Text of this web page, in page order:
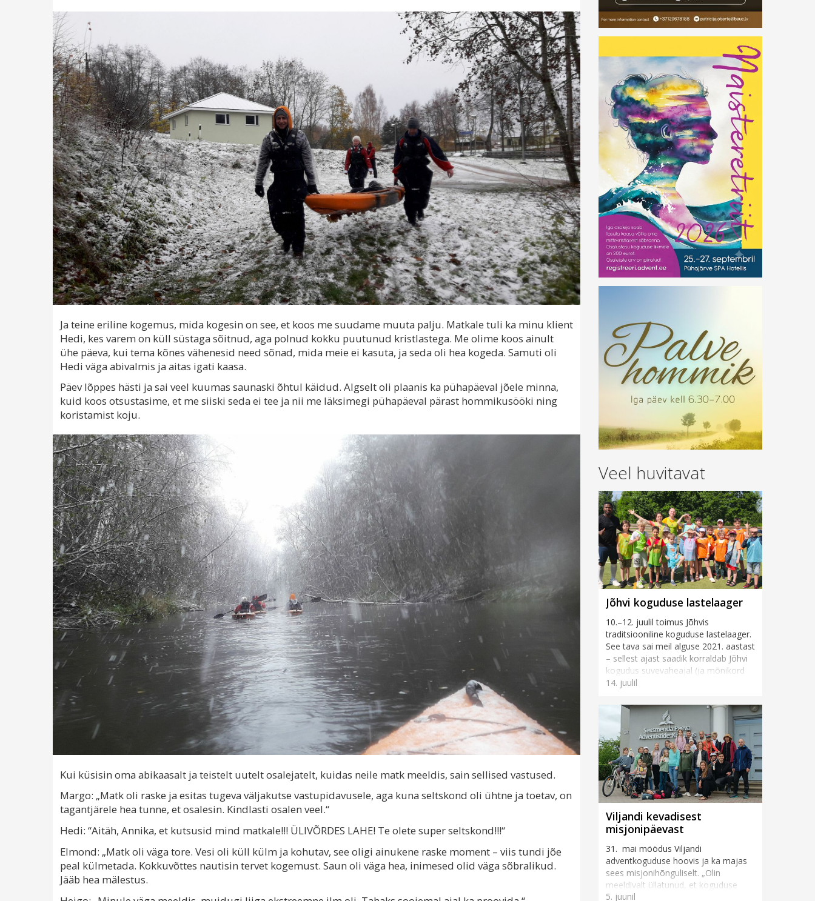
Ja teine eriline kogemus, mida kogesin on see, et koos me suudame muuta palju. Matkale tuli ka minu klient
Hedi, kes varem on küll süstaga sõitnud, aga polnud kokku puutunud kristlastega. Me olime koos ainult
ühe päeva, kui tema kõnes vähenesid need sõnad, mida meie ei kasuta, ja seda oli hea kogeda. Samuti oli
Hedi väga abivalmis ja aitas igati kaasa.
Päev lõppes hästi ja sai veel kuumas saunaski õhtul käidud. Algselt oli plaanis ka pühapäeval jõele minna,
kuid koos otsustasime, et me siiski seda ei tee ja nii me läksimegi pühapäeval pärast hommikusööki ning
koristamist koju.
Kui küsisin oma abikaasalt ja teistelt uutelt osalejatelt, kuidas neile matk meeldis, sain sellised vastused.
Margo: „Matk oli raske ja esitas tugeva väljakutse vastupidavusele, aga kuna seltskond oli ühtne ja toetav, on
tagantjärele hea tunne, et osalesin. Kindlasti osalen veel.“
Hedi: “Aitäh, Annika, et kutsusid mind matkale!!! ÜLIVÕRDES LAHE! Te olete super seltskond!!!“
Elmond: „Matk oli väga tore. Vesi oli küll külm ja kohutav, see oligi ainukene raske moment – viis tundi jõe
peal külmetada. Kokkuvõttes nautisin tervet kogemust. Saun oli väga hea, inimesed olid väga sõbralikud.
Jääb hea mälestus.
Veel huvitavat
Jõhvi koguduse lastelaager
10.–12. juulil toimus Jõhvis
traditsiooniline koguduse lastelaager.
See tava sai meil alguse 2021. aastast
– sellest ajast saadik korraldab Jõhvi
kogudus suvevaheajal (ja mõnikord
ka muul vahea...
14. juulil
Viljandi kevadisest
misjonipäevast
31. mai möödus Viljandi
adventkoguduse hoovis ja ka majas
sees misjonihõnguliselt. „Olin
meeldivalt üllatunud, et koguduse
rahvas ja ka inimesed tänavalt tõid
5. juunil